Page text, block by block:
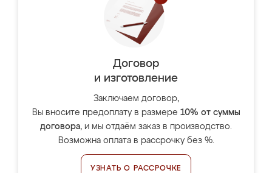
Договор
и изготовление
Заключаем договор,
Вы вносите предоплату в размере 10% от суммы
договора, и мы отдаём заказ в производство.
Возможна оплата в рассрочку без %.
УЗНАТЬ О РАССРОЧКЕ